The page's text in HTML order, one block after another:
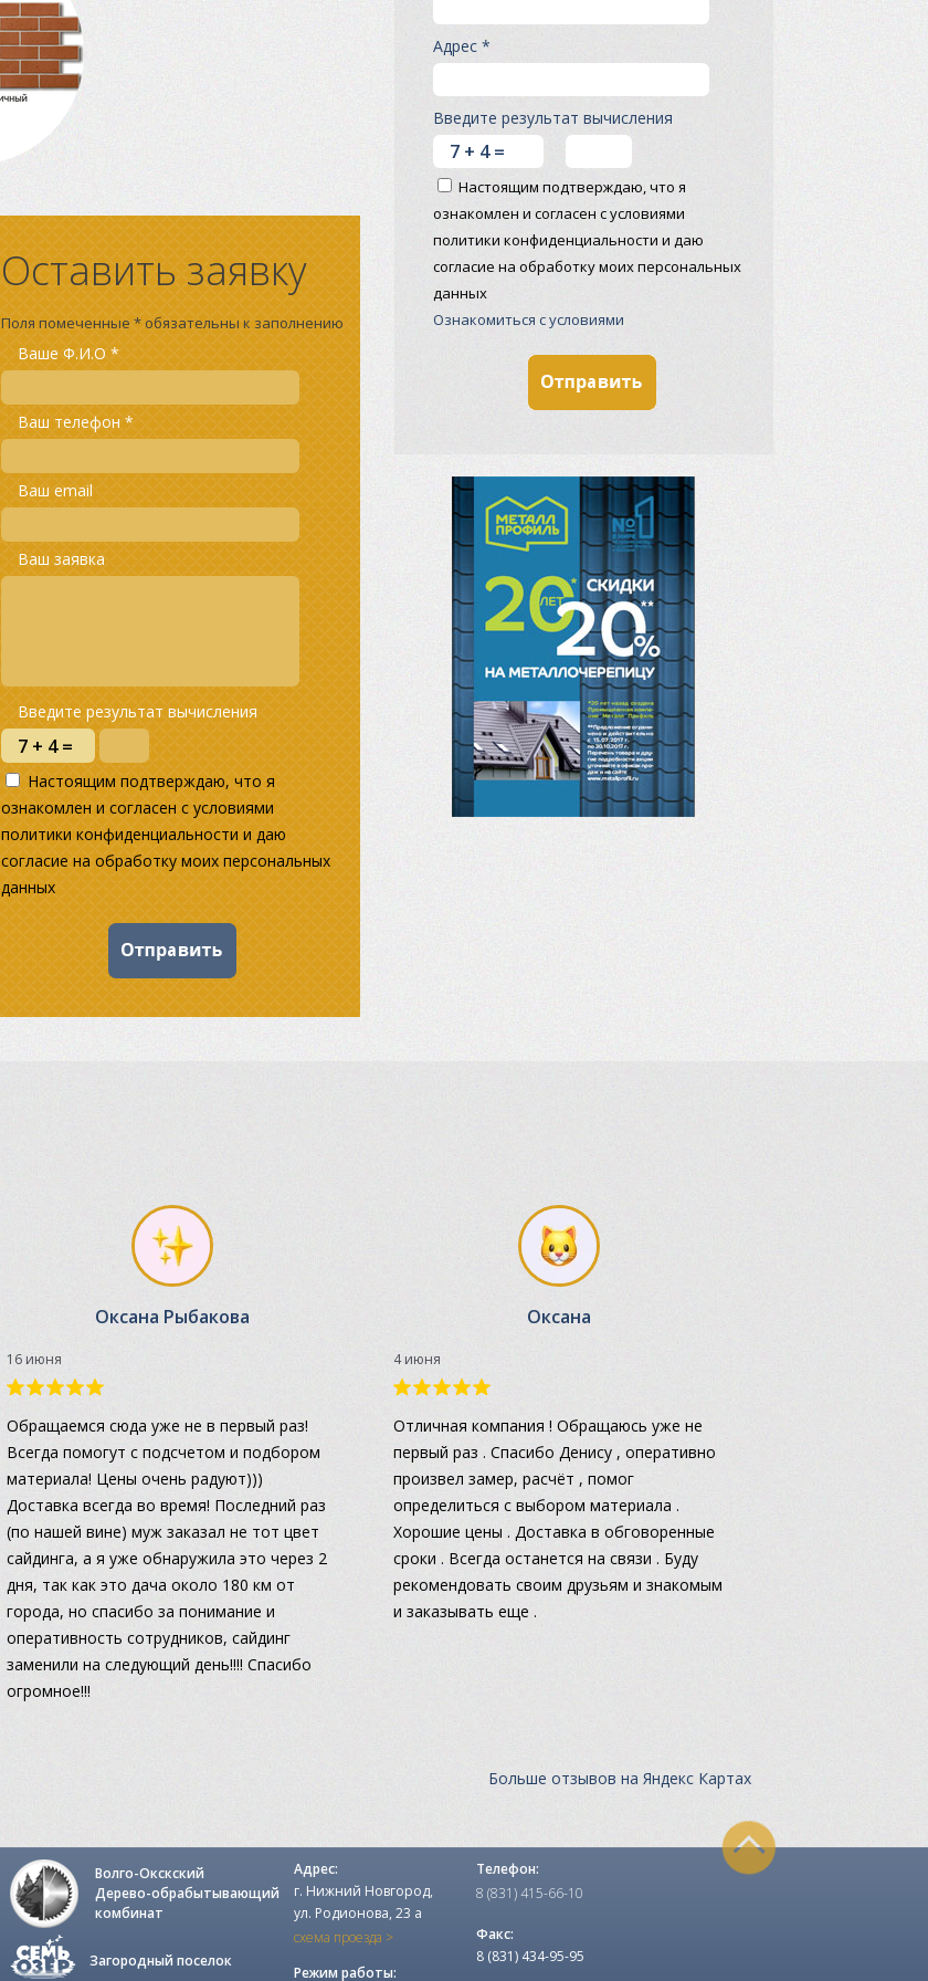
Оставить заявку
Поля помеченные * обязательны к заполнению
Ваше Ф.И.О *
Ваш телефон *
Ваш email
Ваш заявка
Введите результат вычисления
Настоящим подтверждаю, что я
ознакомлен и согласен с условиями
политики конфиденциальности и даю
согласие на обработку моих персональных
данных
Адрес *
Введите результат вычисления
Настоящим подтверждаю, что я
ознакомлен и согласен с условиями
политики конфиденциальности и даю
согласие на обработку моих персональных
данных
Ознакомиться с условиями
Оксана Рыбакова
16 июня
Обращаемся сюда уже не в первый раз!
Всегда помогут с подсчетом и подбором
материала! Цены очень радуют)))
Доставка всегда во время! Последний раз
(по нашей вине) муж заказал не тот цвет
сайдинга, а я уже обнаружила это через 2
дня, так как это дача около 180 км от
города, но спасибо за понимание и
оперативность сотрудников, сайдинг
заменили на следующий день!!!! Спасибо
огромное!!!
Оксана
4 июня
Отличная компания ! Обращаюсь уже не
первый раз . Спасибо Денису , оперативно
произвел замер, расчёт , помог
определиться с выбором материала .
Хорошие цены . Доставка в обговоренные
сроки . Всегда останется на связи . Буду
рекомендовать своим друзьям и знакомым
и заказывать еще .
Больше отзывов на Яндекс Картах
Волго-Окскский
Дерево-обрабытывающий
комбинат
Загородный поселок
Адрес:
г. Нижний Новгород,
ул. Родионова, 23 а
схема проезда >
Режим работы:
Телефон:
8 (831) 415-66-10
Факс:
8 (831) 434-95-95